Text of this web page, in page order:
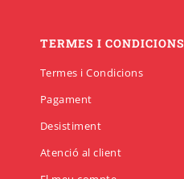
TERMES I CONDICIONS
Termes i Condicions
Pagament
Desistiment
Atenció al client